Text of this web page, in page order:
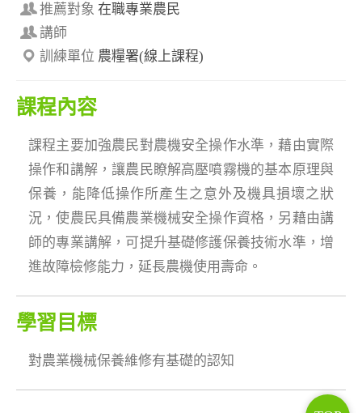
推薦對象 在職專業農民
講師
訓練單位 農糧署(線上課程)
課程內容
課程主要加強農民對農機安全操作水準，藉由實際
操作和講解，讓農民瞭解高壓噴霧機的基本原理與
保養，能降低操作所產生之意外及機具損壞之狀
況，使農民具備農業機械安全操作資格，另藉由講
師的專業講解，可提升基礎修護保養技術水準，增
進故障檢修能力，延長農機使用壽命。
學習目標
對農業機械保養維修有基礎的認知